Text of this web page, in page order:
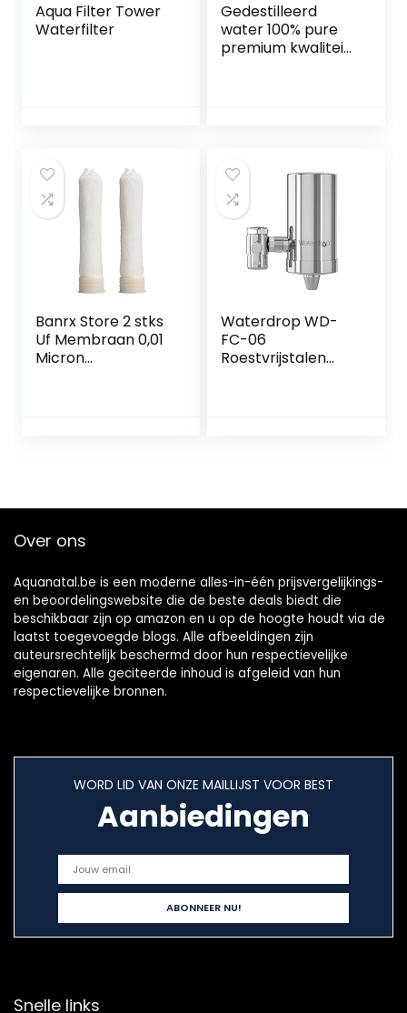
Aqua Filter Tower
Waterfilter
Gedestilleerd
water 100% pure
premium kwaliteit
Banrx Store 2 stks
Uf Membraan 0,01
Micron
Waterdrop WD-
FC-06
Roestvrijstalen
Filter Inbegrepen)
Over ons
Aquanatal.be is een moderne alles-in-één prijsvergelijkings-
en beoordelingswebsite die de beste deals biedt die
beschikbaar zijn op amazon en u op de hoogte houdt via de
laatst toegevoegde blogs. Alle afbeeldingen zijn
auteursrechtelijk beschermd door hun respectievelijke
eigenaren. Alle geciteerde inhoud is afgeleid van hun
respectievelijke bronnen.
WORD LID VAN ONZE MAILLIJST VOOR BEST
Aanbiedingen
Snelle links